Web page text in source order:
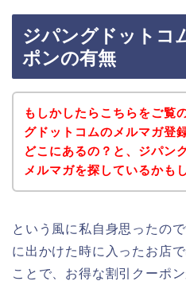
ジパングドットコ
ポンの有無
もしかしたらこちらをご覧
グドットコムのメルマガ登
どこにあるの？と、ジパン
メルマガを探しているかも
という風に私自身思ったの
に出かけた時に入ったお店
ことで、お得な割引クーポ